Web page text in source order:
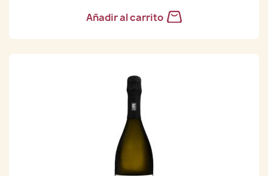
Añadir al carrito